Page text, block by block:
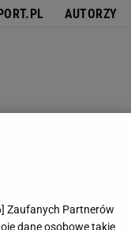
AUTORZY
] Zaufanych Partnerów
dane osobowe takie